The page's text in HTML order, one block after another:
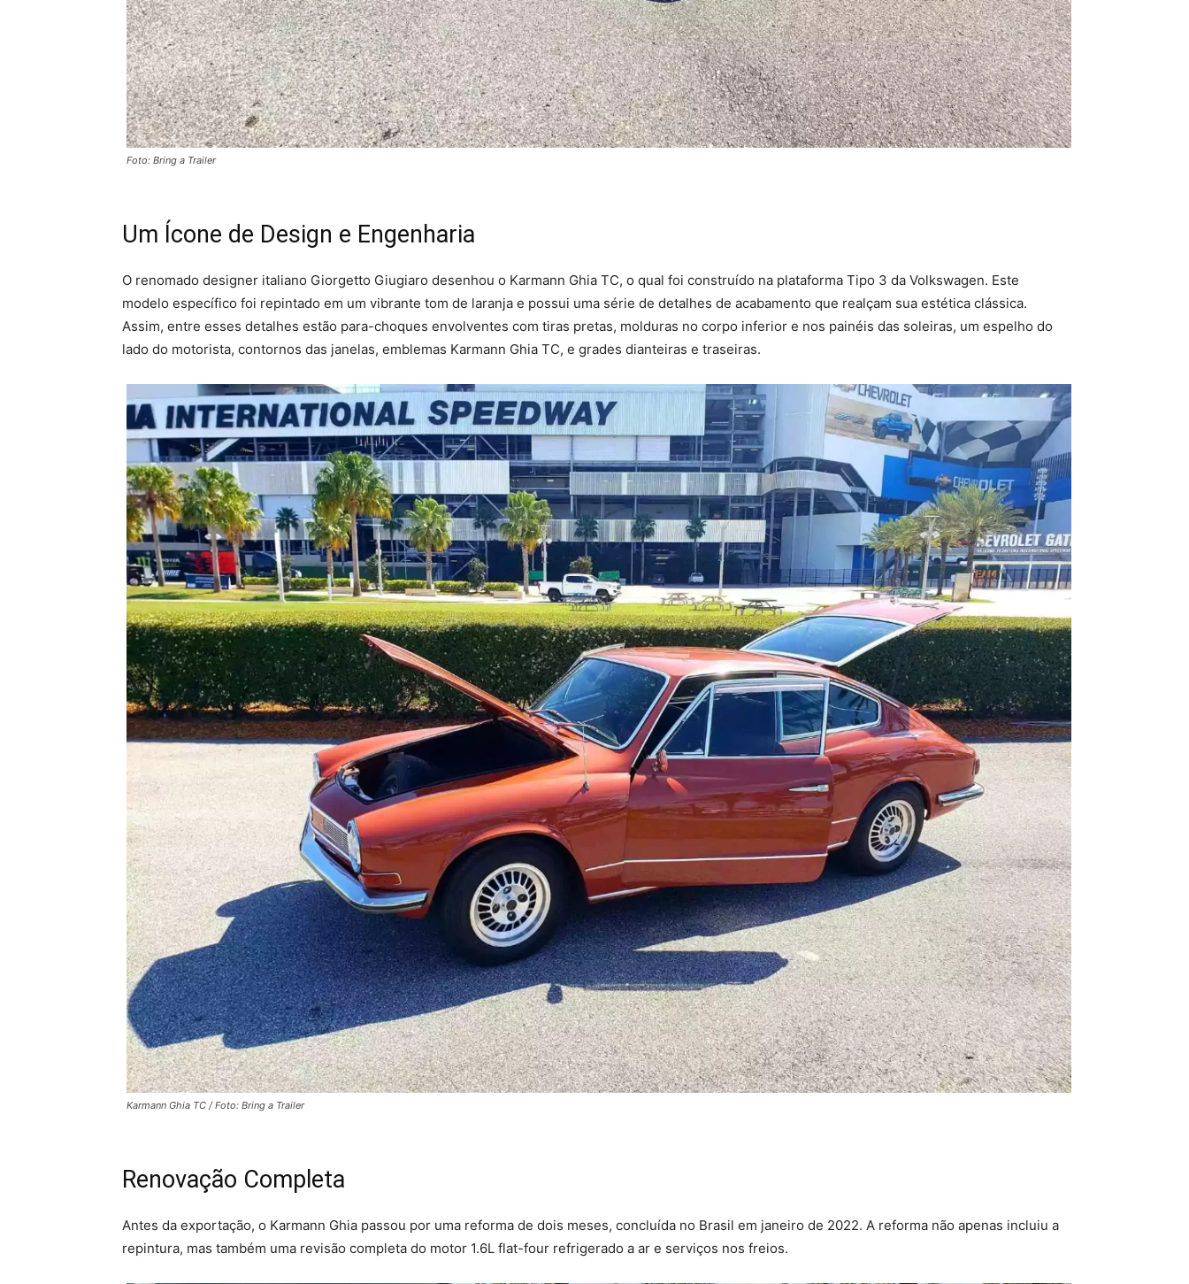
Foto: Bring a Trailer
Um Ícone de Design e Engenharia
O renomado designer italiano Giorgetto Giugiaro desenhou o Karmann Ghia TC, o qual foi construído na plataforma Tipo 3 da Volkswagen. Este
modelo específico foi repintado em um vibrante tom de laranja e possui uma série de detalhes de acabamento que realçam sua estética clássica.
Assim, entre esses detalhes estão para-choques envolventes com tiras pretas, molduras no corpo inferior e nos painéis das soleiras, um espelho do
lado do motorista, contornos das janelas, emblemas Karmann Ghia TC, e grades dianteiras e traseiras.
Karmann Ghia TC / Foto: Bring a Trailer
Renovação Completa
Antes da exportação, o Karmann Ghia passou por uma reforma de dois meses, concluída no Brasil em janeiro de 2022. A reforma não apenas incluiu a
repintura, mas também uma revisão completa do motor 1.6L flat-four refrigerado a ar e serviços nos freios.